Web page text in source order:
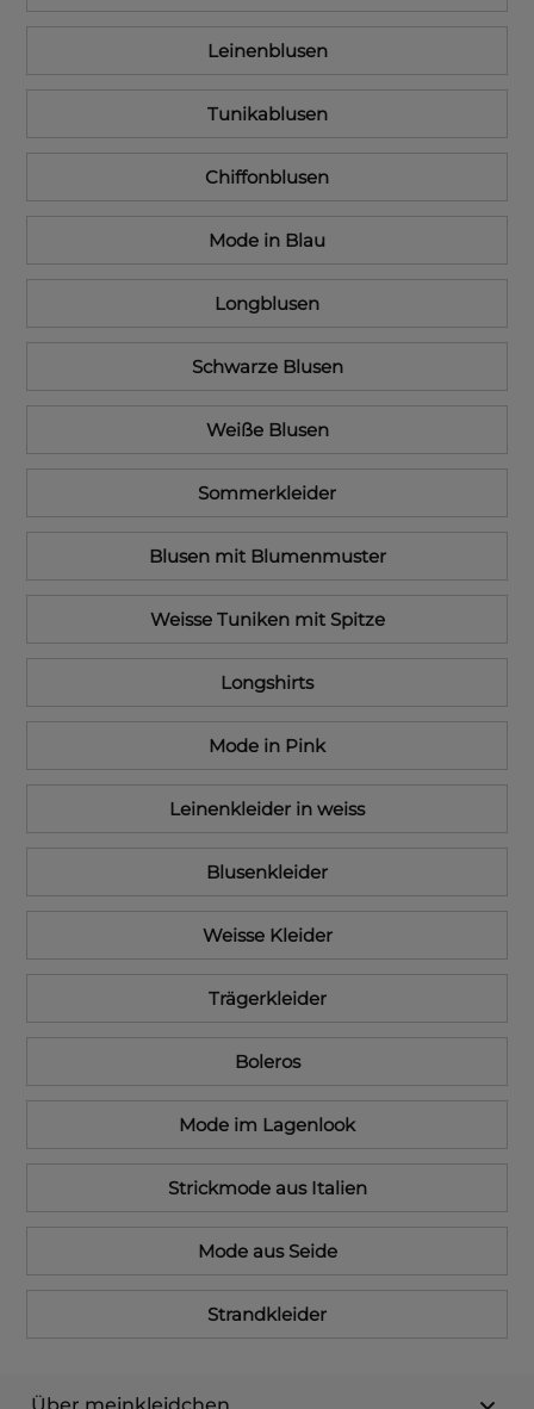
Leinenblusen
Tunikablusen
Chiffonblusen
Mode in Blau
Longblusen
Schwarze Blusen
Weiße Blusen
Sommerkleider
Blusen mit Blumenmuster
Weisse Tuniken mit Spitze
Longshirts
Mode in Pink
Leinenkleider in weiss
Blusenkleider
Weisse Kleider
Trägerkleider
Boleros
Mode im Lagenlook
Strickmode aus Italien
Mode aus Seide
Strandkleider